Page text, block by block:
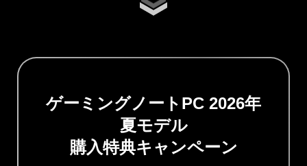
ゲーミングノートPC 2026年
夏モデル
購入特典キャンペーン